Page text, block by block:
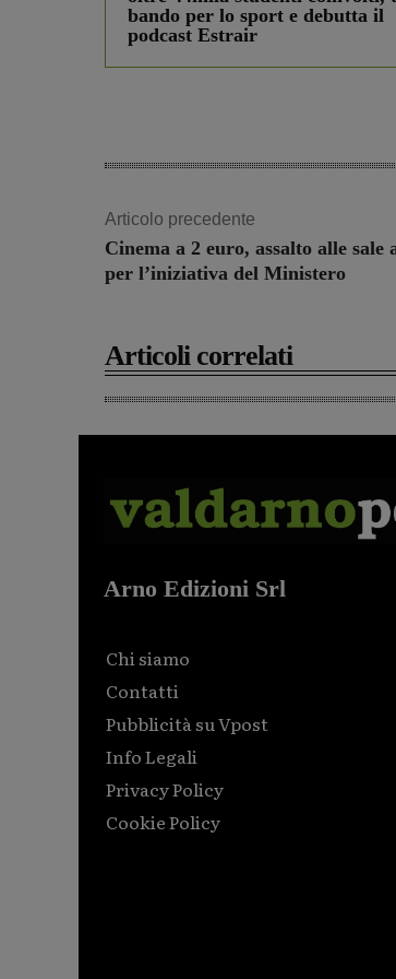
bando per lo sport e debutta il
podcast Estrair
Articolo precedente
Cinema a 2 euro, assalto alle sale
per l’iniziativa del Ministero
Articoli correlati
Arno Edizioni Srl
Chi siamo
Contatti
Pubblicità su Vpost
Info Legali
Privacy Policy
Cookie Policy